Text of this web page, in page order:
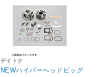
デイトナ
NEWハイパーヘッドビッグ